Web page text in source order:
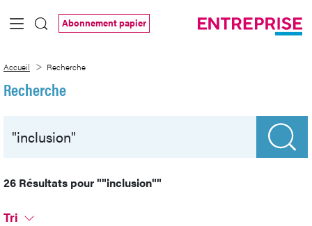
Saut au contenu principal
Abonnement papier
Accueil Recherche
Recherche
26 Résultats pour""inclusion""
Tri